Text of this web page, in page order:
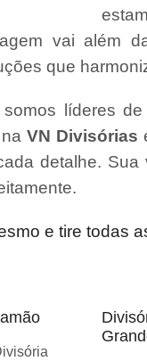
vai além
que
líderes
VN Divisórias
detalhe.
e tire todas